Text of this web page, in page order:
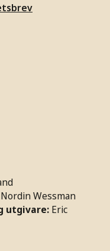
Wessman
utgivare: Eric